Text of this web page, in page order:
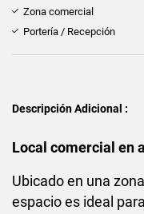
Zona comercial
Portería / Recepción
Descripción Adicional :
Local comercial en
Ubicado en una
espacio es ideal